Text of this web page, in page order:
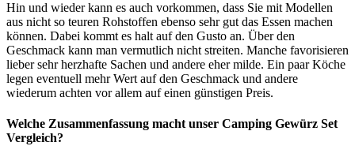
Hin und wieder kann es auch vorkommen, dass Sie mit Modellen
aus nicht so teuren Rohstoffen ebenso sehr gut das Essen machen
können. Dabei kommt es halt auf den Gusto an. Über den
Geschmack kann man vermutlich nicht streiten. Manche favorisieren
lieber sehr herzhafte Sachen und andere eher milde. Ein paar Köche
legen eventuell mehr Wert auf den Geschmack und andere
wiederum achten vor allem auf einen günstigen Preis.
Welche Zusammenfassung macht unser Camping Gewürz Set
Vergleich?